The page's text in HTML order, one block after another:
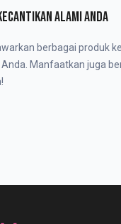
ANGEL
EMINA
ALAMI ANDA
berbagai produk
Manfaatkan juga